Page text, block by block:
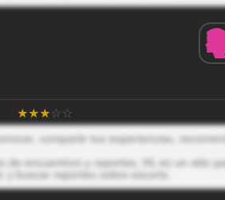
compartir tus experiencias,
de encuentros y reportes, HL es un sitio
y buscar reportes sobre escorts